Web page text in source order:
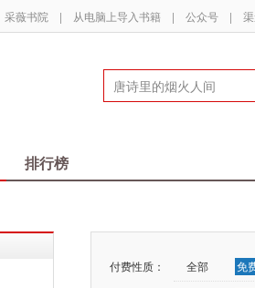
采薇书院 | 从电脑上导入书籍 | 公众号 |
排行榜
付费性质： 全部
免